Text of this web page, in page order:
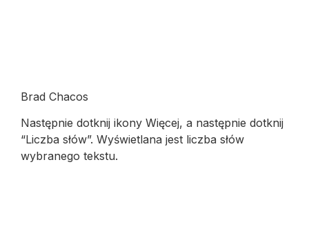
Brad Chacos
Następnie dotknij ikony Więcej, a następnie dotknij
“Liczba słów”. Wyświetlana jest liczba słów
wybranego tekstu.